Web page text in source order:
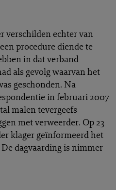
verschilden echter van
procedure diende te
in dat verband
als gevolg waarvan het
geschonden. Na
in februari 2007
malen tevergeefs
met verweerder. Op 23
klager geïnformeerd het
dagvaarding is nimmer